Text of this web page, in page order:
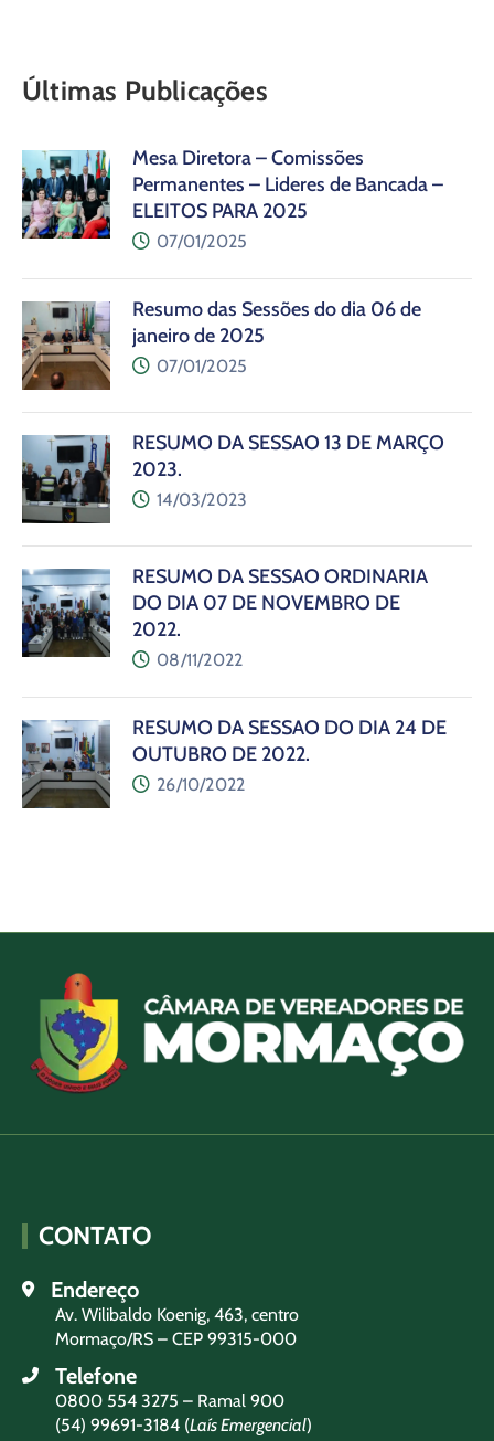
Últimas Publicações
Mesa Diretora – Comissões
Permanentes – Lideres de Bancada –
ELEITOS PARA 2025
07/01/2025
Resumo das Sessões do dia 06 de
janeiro de 2025
07/01/2025
RESUMO DA SESSÃO 13 DE MARÇO
2023.
14/03/2023
RESUMO DA SESSÃO ORDINÁRIA
DO DIA 07 DE NOVEMBRO DE
2022.
08/11/2022
RESUMO DA SESSÃO DO DIA 24 DE
OUTUBRO DE 2022.
26/10/2022
CONTATO
Endereço
Av. Wilibaldo Koenig, 463, centro
Mormaço/RS – CEP 99315-000
Telefone
0800 554 3275 – Ramal 900
(54) 99691-3184 (Laís Emergencial)